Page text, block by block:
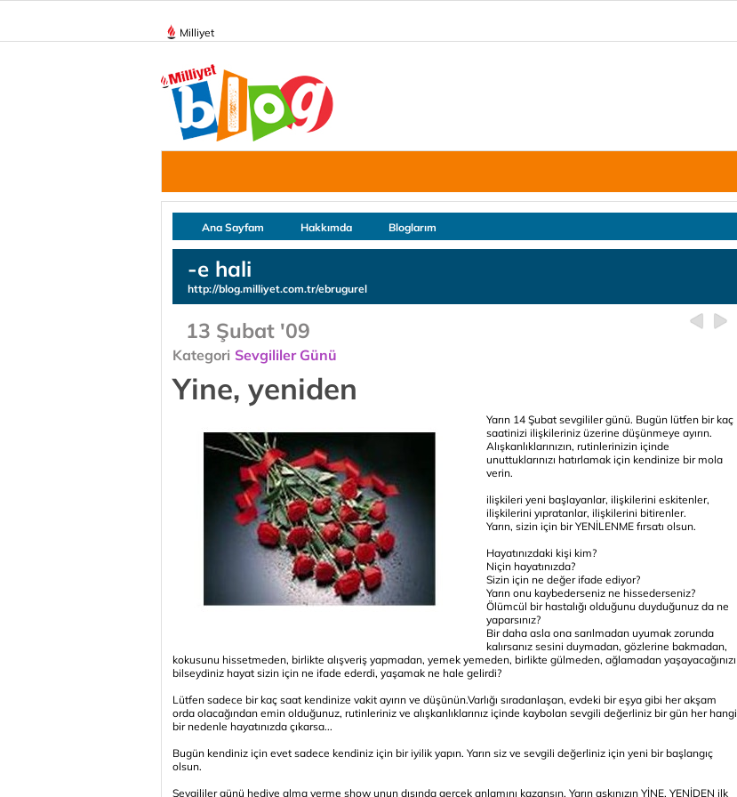
Milliyet
Ana Sayfam Hakkımda Bloglarım
-e hali
http://blog.milliyet.com.tr/ebrugurel
13 Şubat '09
Kategori Sevgililer Günü
Yine, yeniden
Yarın 14 Şubat sevgililer günü. Bugün lütfen bir kaç
saatinizi ilişkileriniz üzerine düşünmeye ayırın.
Alışkanlıklarınızın, rutinlerinizin içinde
unuttuklarınızı hatırlamak için kendinize bir mola
verin.
ilişkileri yeni başlayanlar, ilişkilerini eskitenler,
ilişkilerini yıpratanlar, ilişkilerini bitirenler.
Yarın, sizin için bir YENİLENME fırsatı olsun.
Hayatınızdaki kişi kim?
Niçin hayatınızda?
Sizin için ne değer ifade ediyor?
Yarın onu kaybederseniz ne hissederseniz?
Ölümcül bir hastalığı olduğunu duyduğunuz da ne
yaparsınız?
Bir daha asla ona sarılmadan uyumak zorunda
kalırsanız sesini duymadan, gözlerine bakmadan,
kokusunu hissetmeden, birlikte alışveriş yapmadan, yemek yemeden, birlikte gülmeden, ağlamadan yaşayacağınızı
bilseydiniz hayat sizin için ne ifade ederdi, yaşamak ne hale gelirdi?
Lütfen sadece bir kaç saat kendinize vakit ayırın ve düşünün.Varlığı sıradanlaşan, evdeki bir eşya gibi her akşam
orda olacağından emin olduğunuz, rutinleriniz ve alışkanlıklarınız içinde kaybolan sevgili değerliniz bir gün her hangi
bir nedenle hayatınızda çıkarsa...
Bugün kendiniz için evet sadece kendiniz için bir iyilik yapın. Yarın siz ve sevgili değerliniz için yeni bir başlangıç
olsun.
Sevgililer günü hediye alma verme show unun dışında gerçek anlamını kazansın. Yarın aşkınızın YİNE, YENİDEN ilk